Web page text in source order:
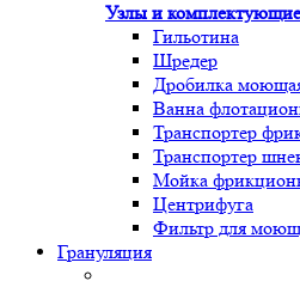
Узлы и комплектующие
Гильотина
Шредер
Дробилка
Ванна
Транспортер
Транспортер
Мойка
Центрифуга
Фильтр для
Грануляция